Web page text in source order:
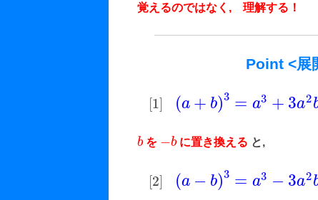
覚えるのではなく, 理解する！
Point <展
[1] (a + b)3 = a3 + 3a2
b を −b に置き換える と,
[2] (a − b)3 = a3 − 3a2